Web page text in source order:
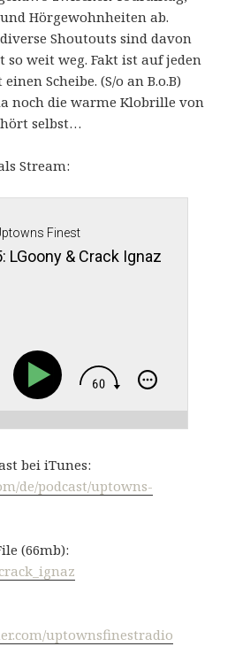
Hörgewohnheiten ab.
Shoutouts sind davon
so weit weg. Fakt ist auf jeden
Scheibe. (S/o an B.o.B)
noch die warme Klobrille von
hört selbst…
Stream:
Finest
LGoony & Crack Ignaz
bei iTunes:
de/podcast/uptowns-
(66mb):
uptownsfinestradio